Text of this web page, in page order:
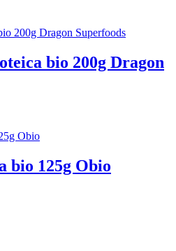
bio 200g Dragon
bio 125g Obio